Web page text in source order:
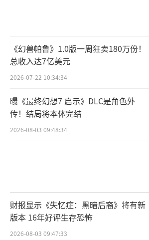
《幻兽帕鲁》1.0版一周狂卖180万份！
总收入达7亿美元
2026-07-22 10:34:34
曝《最终幻想7 启示》DLC是角色外
传！结局将本体完结
2026-08-03 09:48:34
财报显示《失忆症：黑暗后裔》将有新
版本 16年好评生存恐怖
2026-08-03 09:47:33